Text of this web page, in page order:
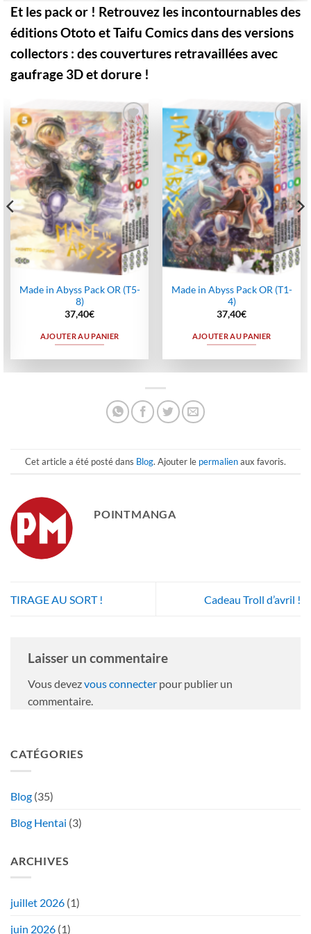
Et les pack or ! Retrouvez les incontournables des
éditions Ototo et Taifu Comics dans des versions
collectors : des couvertures retravaillées avec
gaufrage 3D et dorure !
Ajouter
à la
wishlist
Made in Abyss Pack OR (T5-
8)
37,40€
AJOUTER AU PANIER
Ajouter
à la
wishlist
Made in Abyss Pack OR (T1-
4)
37,40€
AJOUTER AU PANIER
Cet article a été posté dans Blog. Ajouter le permalienaux favoris.
POINTMANGA
TIRAGE AU SORT ! Cadeau Troll d’avril !
Laisser un commentaire
Vous devezvous connecter pour publier un
commentaire.
CATÉGORIES
Blog (35)
Blog Hentai (3)
ARCHIVES
juillet 2026 (1)
juin 2026 (1)